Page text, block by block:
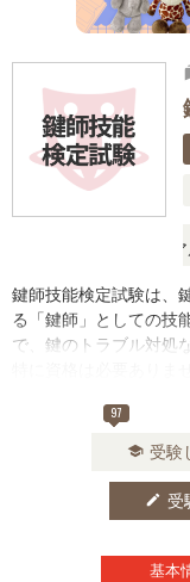
に思ったら、リア
鍵師技能検定試験は、
る「鍵師」としての技
で、鍵のトラブル対処
特に資格は必要ありま
97
school 受験
edit 受
基本